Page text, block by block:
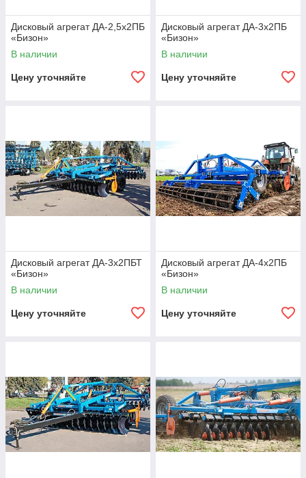
Дисковый агрегат ДА-2,5х2ПБ
«Бизон»
В наличии
Цену уточняйте
Дисковый агрегат ДА-3х2ПБ
«Бизон»
В наличии
Цену уточняйте
Дисковый агрегат ДА-3х2ПБТ
«Бизон»
В наличии
Цену уточняйте
Дисковый агрегат ДА-4х2ПБ
«Бизон»
В наличии
Цену уточняйте